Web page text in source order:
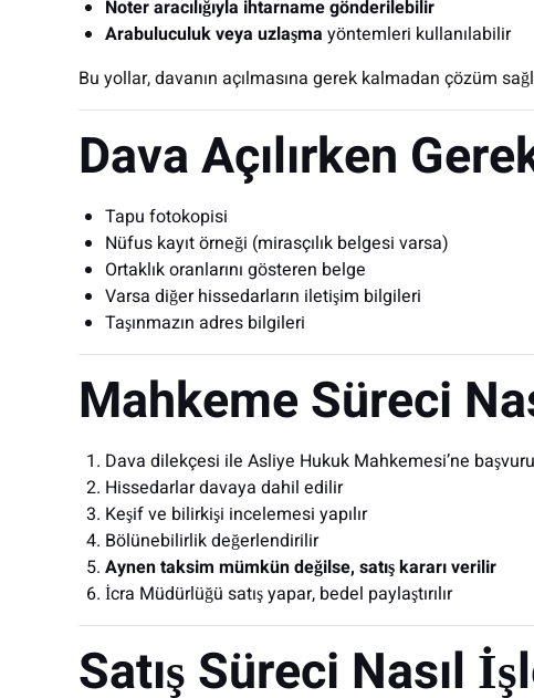
Noter aracılığıyla ihtarname gönderilebilir
Arabuluculuk veya uzlaşma yöntemleri kullanılabilir
Bu yollar, davanın açılmasına gerek kalmadan çözüm
Dava Açılırken
Tapu fotokopisi
Nüfus kayıt örneği (mirasçılık belgesi varsa)
Ortaklık oranlarını gösteren belge
Varsa diğer hissedarların iletişim bilgileri
Taşınmazın adres bilgileri
Mahkeme Süreci
Dava dilekçesi ile Asliye Hukuk Mahkemesi’ne başvuru
Hissedarlar davaya dahil edilir
Keşif ve bilirkişi incelemesi yapılır
Bölünebilirlik değerlendirilir
Aynen taksim mümkün değilse, satış kararı verilir
İcra Müdürlüğü satış yapar, bedel paylaştırılır
Satış Süreci Nasıl